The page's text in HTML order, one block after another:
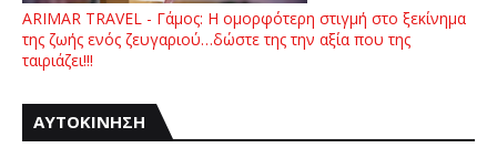
ARIMAR TRAVEL - Γάμος: Η ομορφότερη στιγμή στο ξεκίνημα
της ζωής ενός ζευγαριού…δώστε της την αξία που της
ταιριάζει!!!
ΑΥΤΟΚΙΝΗΣΗ